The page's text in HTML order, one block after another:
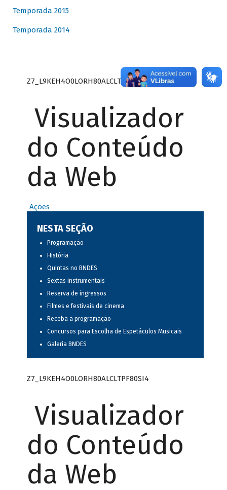
Temporada 2015
Temporada 2014
Z7_L9KEH4O0LORH80ALCLTPF80S27
Visualizador
do Conteúdo
da Web
Ações
NESTA SEÇÃO
Programação
História
Quintas no BNDES
Sextas instrumentais
Reserva de ingressos
Filmes e festivais de cinema
Receba a programação
Concursos para Escolha de Espetáculos Musicais
Galeria BNDES
Z7_L9KEH4O0LORH80ALCLTPF80SI4
Visualizador
do Conteúdo
da Web